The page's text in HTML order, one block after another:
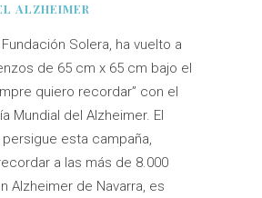
ALZHEIMER
Solera, ha vuelto a
de 65 cm x 65 cm bajo el
quiero recordar” con el
Mundial del Alzheimer. El
esta campaña,
a las más de 8.000
Alzheimer de Navarra, es